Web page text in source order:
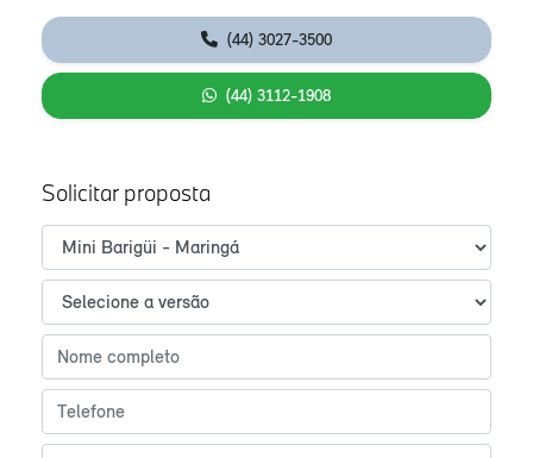
(44) 3027-3500
(44) 3112-1908
Solicitar proposta